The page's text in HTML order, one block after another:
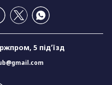
5 підʼїзд